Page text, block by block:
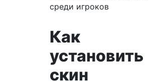
среди игроков
Как
установить
скин